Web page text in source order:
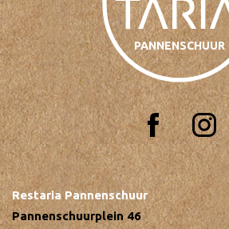
PANNENSCHUUR
Restaria Pannenschuur
Pannenschuurplein 46